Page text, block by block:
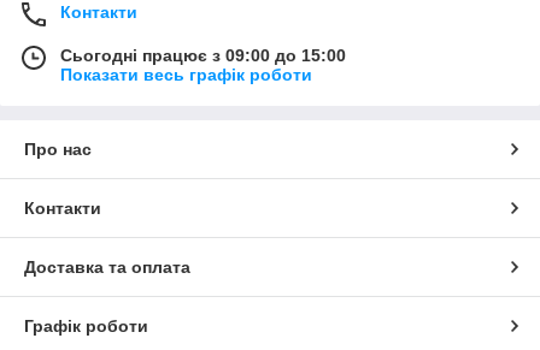
Контакти
Сьогодні працює з 09:00 до 15:00
Показати весь графік роботи
Про нас
Контакти
Доставка та оплата
Графік роботи